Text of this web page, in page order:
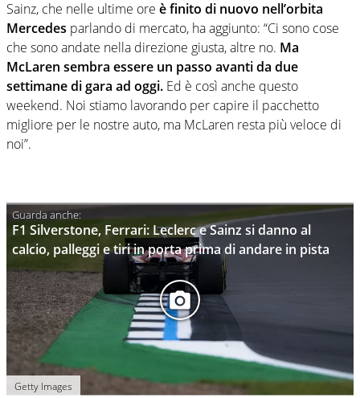
Sainz, che nelle ultime ore è finito di nuovo nell’orbita
Mercedes parlando di mercato, ha aggiunto: “Ci sono cose
che sono andate nella direzione giusta, altre no. Ma
McLaren sembra essere un passo avanti da due
settimane di gara ad oggi. Ed è così anche questo
weekend. Noi stiamo lavorando per capire il pacchetto
migliore per le nostre auto, ma McLaren resta più veloce di
noi”.
F1 Silverstone, Ferrari: Leclerc e Sainz si danno al
calcio, palleggi e tiri in porta prima di andare in pista
Getty Images